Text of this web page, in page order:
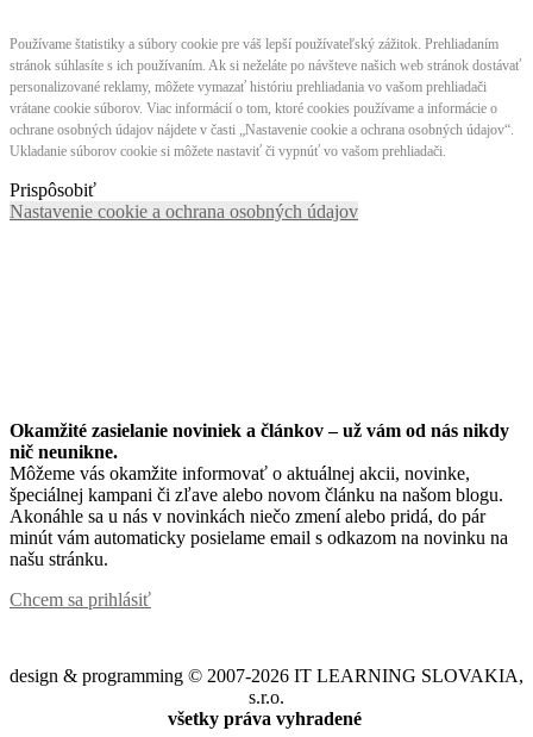
Používame štatistiky a súbory cookie pre váš lepší používateľský zážitok. Prehliadaním
stránok súhlasíte s ich používaním. Ak si neželáte po návšteve našich web stránok dostávať
personalizované reklamy, môžete vymazať históriu prehliadania vo vašom prehliadači
vrátane cookie súborov. Viac informácií o tom, ktoré cookies používame a informácie o
ochrane osobných údajov nájdete v časti „Nastavenie cookie a ochrana osobných údajov“.
Ukladanie súborov cookie si môžete nastaviť či vypnúť vo vašom prehliadači.
Prispôsobiť
Nastavenie cookie a ochrana osobných údajov
Okamžité zasielanie noviniek a článkov – už vám od nás nikdy
nič neunikne.
Môžeme vás okamžite informovať o aktuálnej akcii, novinke,
špeciálnej kampani či zľave alebo novom článku na našom blogu.
Akonáhle sa u nás v novinkách niečo zmení alebo pridá, do pár
minút vám automaticky posielame email s odkazom na novinku na
našu stránku.
Chcem sa prihlásiť
design & programming © 2007-2026 IT LEARNING SLOVAKIA,
s.r.o.
všetky práva vyhradené